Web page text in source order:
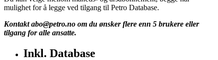
mulighet for å legge ved tilgang til Petro Database.
Kontakt abo@petro.no om du ønsker flere enn 5 brukere eller
tilgang for alle ansatte.
Inkl. Database